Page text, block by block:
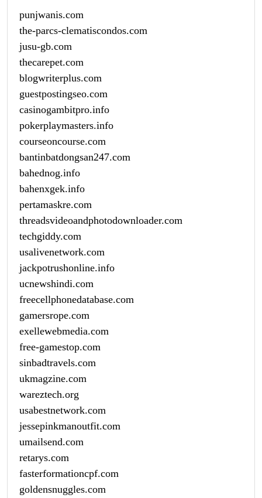
punjwanis.com
the-parcs-clematiscondos.com
jusu-gb.com
thecarepet.com
blogwriterplus.com
guestpostingseo.com
casinogambitpro.info
pokerplaymasters.info
courseoncourse.com
bantinbatdongsan247.com
bahednog.info
bahenxgek.info
pertamaskre.com
threadsvideoandphotodownloader.com
techgiddy.com
usalivenetwork.com
jackpotrushonline.info
ucnewshindi.com
freecellphonedatabase.com
gamersrope.com
exellewebmedia.com
free-gamestop.com
sinbadtravels.com
ukmagzine.com
wareztech.org
usabestnetwork.com
jessepinkmanoutfit.com
umailsend.com
retarys.com
fasterformationcpf.com
goldensnuggles.com